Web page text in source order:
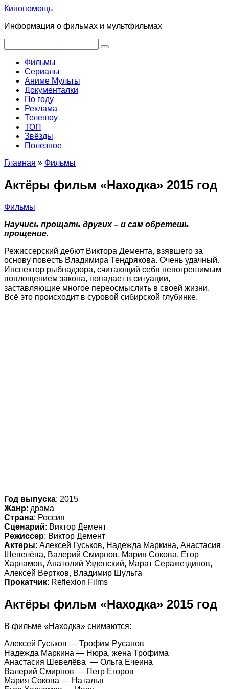
Перейти
контенту
Кинопомощь
Информация о фильмах и мультфильмах
Фильмы
Сериалы
Аниме Мульты
Документалки
По году
Реклама
Телешоу
ТОП
Звёзды
Полезное
Главная » Фильмы
Актёры фильм «Находка» 2015 год
Фильмы
Научись прощать других – и сам обретешь
прощение.
Режиссерский дебют Виктора Демента, взявшего за
основу повесть Владимира Тендрякова. Очень удачный.
Инспектор рыбнадзора, считающий себя непогрешимым
воплощением закона, попадает в ситуации,
заставляющие многое переосмыслить в своей жизни.
Всё это происходит в суровой сибирской глубинке.
Год выпуска: 2015
Жанр: драма
Страна: Россия
Сценарий: Виктор Демент
Режиссер: Виктор Демент
Актеры: Алексей Гуськов, Надежда Маркина, Анастасия
Шевелёва, Валерий Смирнов, Мария Сокова, Егор
Харламов, Анатолий Узденский, Марат Серажетдинов,
Алексей Вертков, Владимир Шульга
Прокатчик: Reflexion Films
Актёры фильм «Находка» 2015 год
В фильме «Находка» снимаются:
Алексей Гуськов — Трофим Русанов
Надежда Маркина — Нюра, жена Трофима
Анастасия Шевелёва — Ольга Ечеина
Валерий Смирнов — Петр Егоров
Мария Сокова — Наталья